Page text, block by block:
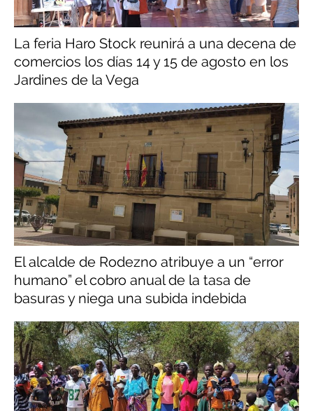
La feria Haro Stock reunirá a una decena de
comercios los días 14 y 15 de agosto en los
Jardines de la Vega
El alcalde de Rodezno atribuye a un “error
humano” el cobro anual de la tasa de
basuras y niega una subida indebida